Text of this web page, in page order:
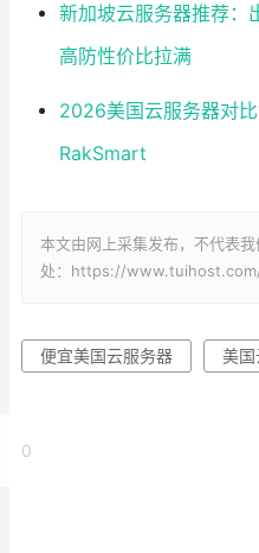
新加坡云服务器推荐：
高防性价比拉满
2026美国云服务器对
RakSmart
本文由网上采集发布，不代表
处：https://
便宜美国云服务器 美
0